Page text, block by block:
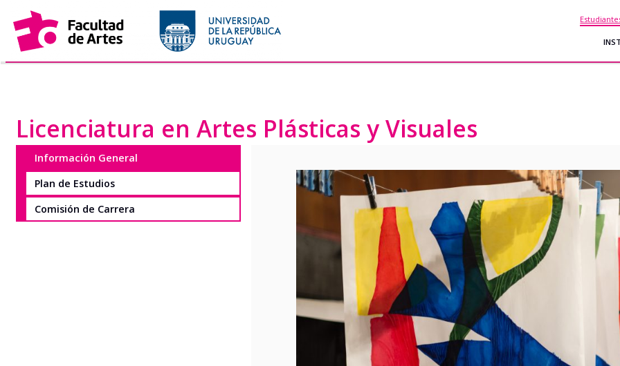
Saltar
al
contenido
Licenciatura en Artes Plásticas y Visuales
Información General
Plan de Estudios
Comisión de Carrera